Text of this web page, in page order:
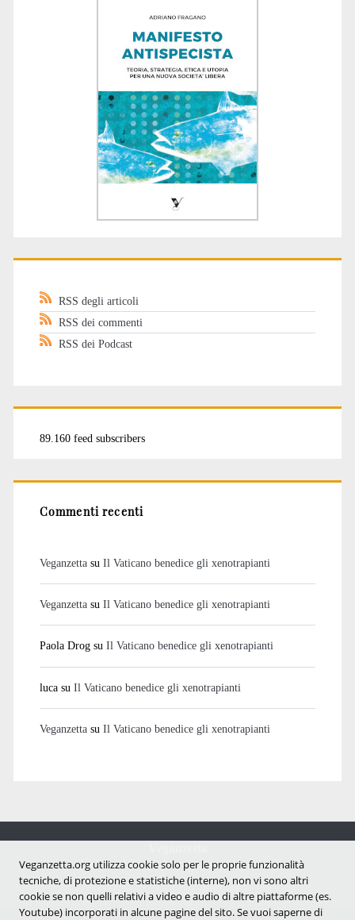
RSS degli articoli
RSS dei commenti
RSS dei Podcast
89.160 feed subscribers
Commenti recenti
Veganzettasu Il Vaticano benedice gli xenotrapianti
Veganzettasu Il Vaticano benedice gli xenotrapianti
Paola Drogsu Il Vaticano benedice gli xenotrapianti
lucasu Il Vaticano benedice gli xenotrapianti
Veganzettasu Il Vaticano benedice gli xenotrapianti
Notizie dal mondo vegan e antispecista
Veganzetta.org utilizza cookie solo per le proprie funzionalità
tecniche, di protezione e statistiche (interne), non vi sono altri
cookie se non quelli relativi a video e audio di altre piattaforme (es.
Youtube) incorporati in alcune pagine del sito. Se vuoi saperne di